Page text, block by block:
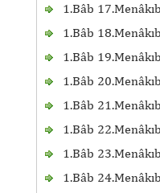
1.Bâb 17.Menâkıb
1.Bâb 18.Menâkıb
1.Bâb 19.Menâkıb
1.Bâb 20.Menâkıb
1.Bâb 21.Menâkıb
1.Bâb 22.Menâkıb
1.Bâb 23.Menâkıb
1.Bâb 24.Menâkıb